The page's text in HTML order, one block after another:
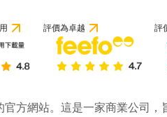
評價為卓越 評
方網站。這是一家商業公司，